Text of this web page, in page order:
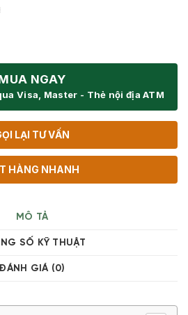
Rượu Vang CASO WineExclusive 180
NGAY
Visa, Master - Thẻ nội địa ATM
LẠI TƯ VẤN
HÀNG NHANH
MÔ TẢ
SỐ KỸ THUẬT
ĐÁNH GIÁ (0)